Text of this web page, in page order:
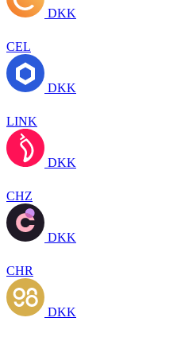
DKK
CEL
DKK
LINK
DKK
CHZ
DKK
CHR
DKK